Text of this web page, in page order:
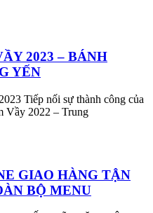
2023 – BÁNH
YẾN
Tiếp nối sự thành công của
Vầy 2022 – Trung
GIAO HÀNG TẬN
BỘ MENU